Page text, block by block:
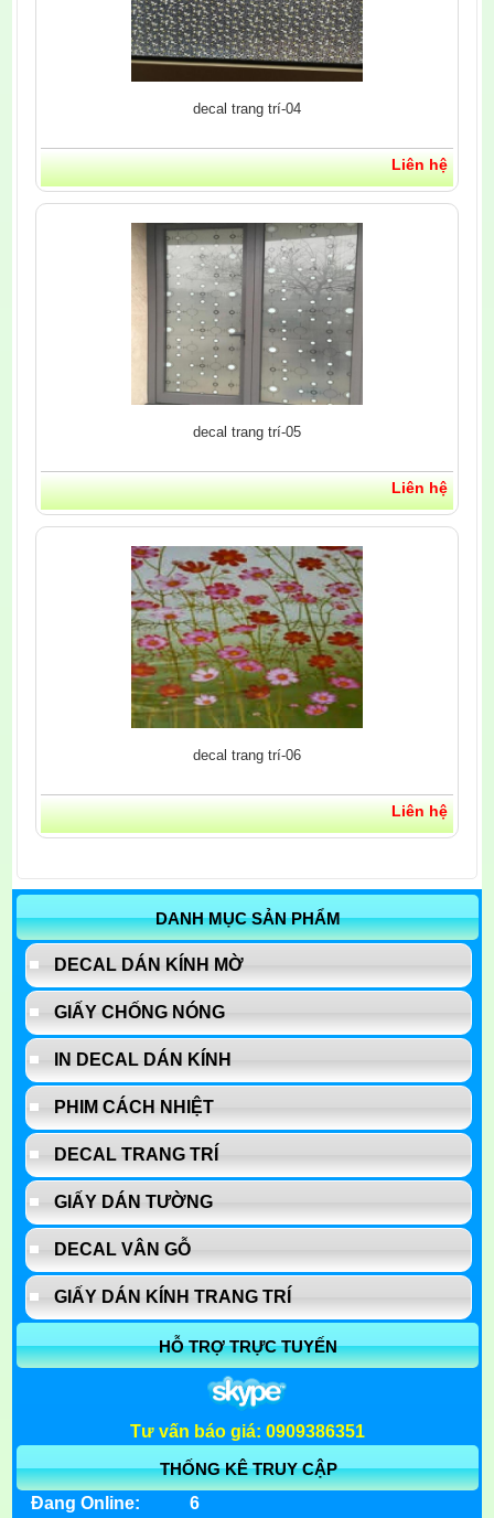
decal trang trí-04
Liên hệ
decal trang trí-05
Liên hệ
decal trang trí-06
Liên hệ
DANH MỤC SẢN PHẨM
DECAL DÁN KÍNH MỜ
GIẤY CHỐNG NÓNG
IN DECAL DÁN KÍNH
PHIM CÁCH NHIỆT
DECAL TRANG TRÍ
GIẤY DÁN TƯỜNG
DECAL VÂN GỖ
GIẤY DÁN KÍNH TRANG TRÍ
HỖ TRỢ TRỰC TUYẾN
Tư vấn báo giá: 0909386351
THỐNG KÊ TRUY CẬP
Đang Online:
6